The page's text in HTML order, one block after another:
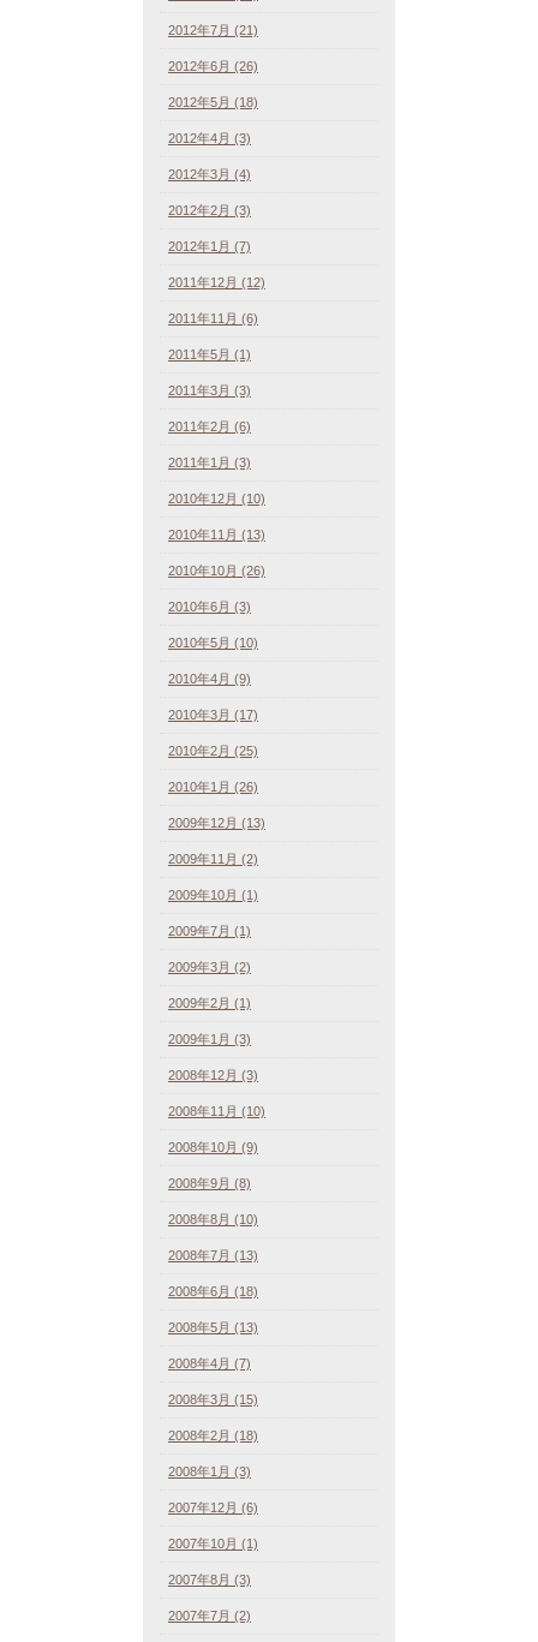
2012年7月 (21)
2012年6月 (26)
2012年5月 (18)
2012年4月 (3)
2012年3月 (4)
2012年2月 (3)
2012年1月 (7)
2011年12月 (12)
2011年11月 (6)
2011年5月 (1)
2011年3月 (3)
2011年2月 (6)
2011年1月 (3)
2010年12月 (10)
2010年11月 (13)
2010年10月 (26)
2010年6月 (3)
2010年5月 (10)
2010年4月 (9)
2010年3月 (17)
2010年2月 (25)
2010年1月 (26)
2009年12月 (13)
2009年11月 (2)
2009年10月 (1)
2009年7月 (1)
2009年3月 (2)
2009年2月 (1)
2009年1月 (3)
2008年12月 (3)
2008年11月 (10)
2008年10月 (9)
2008年9月 (8)
2008年8月 (10)
2008年7月 (13)
2008年6月 (18)
2008年5月 (13)
2008年4月 (7)
2008年3月 (15)
2008年2月 (18)
2008年1月 (3)
2007年12月 (6)
2007年10月 (1)
2007年8月 (3)
2007年7月 (2)